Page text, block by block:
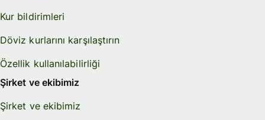
Kur bildirimleri
Döviz kurlarını karşılaştırın
Özellik kullanılabilirliği
Şirket ve ekibimiz
Şirket ve ekibimiz